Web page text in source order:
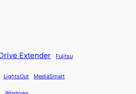
Drive Extender Fujitsu
LightsOut MediaSmart